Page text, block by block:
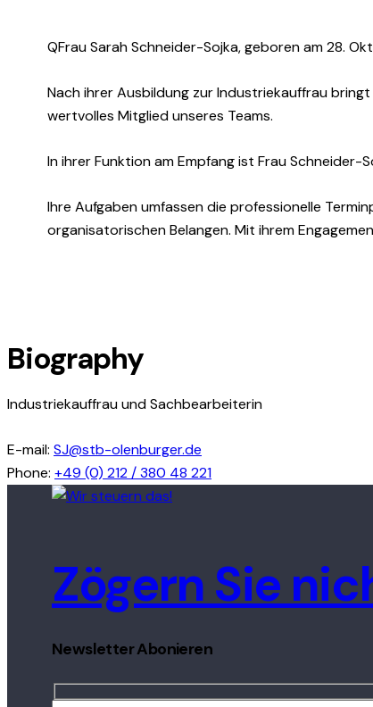
QFrau Sarah Schneider-Sojka, geboren am 28.
Nach ihrer Ausbildung zur Industriekauffrau
wertvolles Mitglied unseres Teams.
In ihrer Funktion am Empfang ist Frau
Ihre Aufgaben umfassen die professionelle
organisatorischen Belangen. Mit ihrem
Biography
Industriekauffrau und Sachbearbeiterin
E-mail: SJ@stb-olenburger.de
Phone: +49 (0) 212 / 380 48 221
Zögern Sie
Newsletter Abonieren